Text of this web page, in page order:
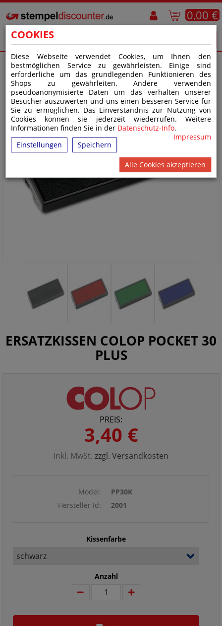
COOKIES
Diese Webseite verwendet Cookies, um Ihnen den
bestmöglichen Service zu gewährleisten. Einige sind
erforderliche um das grundlegenden Funktionieren des
Shops zu gewährleiten. Andere verwenden
pseudoanonymisierte Daten um das verhalten unserer
Besucher auszuwerten und uns einen besseren Service für
Sie zu ermöglichen. Das Einverständnis zur Nutzung von
Cookies können sie jederzeit wiederrufen. Weitere
Informationen finden Sie in der Datenschutz-Info.
Impressum
Einstellungen
Speichern
Alle Cookies akzeptieren
0,00 €
ERSATZKISSEN COLOP POCKET 30
PLUS
PREIS:
3,40 €
inkl. MwSt. zzgl. Versandkosten
Model:
PP30K
Hersteller Id:
2001
Kissenfarbe
Anzahl